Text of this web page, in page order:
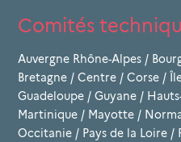
Comités
Auvergne Rhône-Alpes /
Bretagne / Centre / Corse /
Guadeloupe / Guyane /
Martinique / Mayotte /
Occitanie / Pays de la Loire /